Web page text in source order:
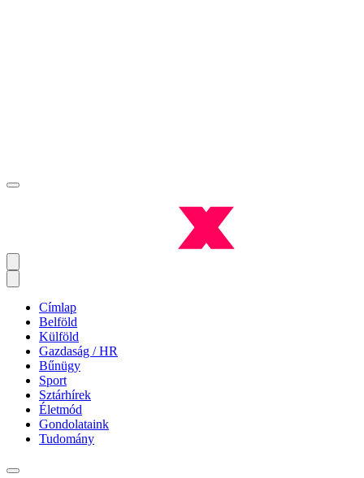
Címlap
Belföld
Külföld
Gazdaság / HR
Bűnügy
Sport
Sztárhírek
Életmód
Gondolataink
Tudomány